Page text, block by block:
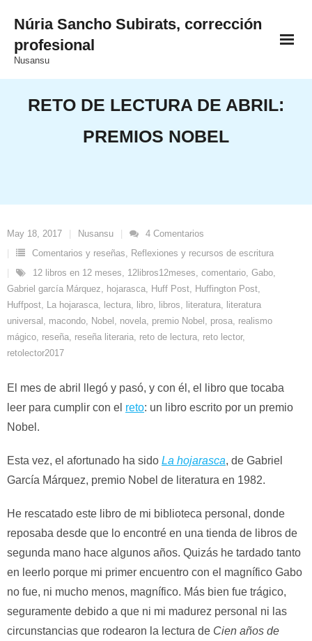
contenido
Núria Sancho Subirats, corrección
profesional
Nusansu
RETO DE LECTURA DE ABRIL:
PREMIOS NOBEL
May 18, 2017 Nusansu 4 Comentarios
Comentarios y reseñas, Reflexiones y recursos de escritura
12 libros en 12 meses, 12libros12meses, comentario, Gabo,
Gabriel garcía Márquez, hojarasca, Huff Post, Huffington Post,
Huffpost, La hojarasca, lectura, libro, libros, literatura, literatura
universal , macondo, Nobel , novela, premio Nobel , prosa, realismo
mágico, reseña, reseña literaria, reto de lectura, reto lector,
retolector2017
El mes de abril llegó y pasó, y con él, el libro que tocaba
leer para cumplir con el reto: un libro escrito por un premio
Nobel.
Esta vez, el afortunado ha sido La hojarasca, de Gabriel
García Márquez, premio Nobel de literatura en 1982.
He rescatado este libro de mi biblioteca personal, donde
reposaba desde que lo encontré en una tienda de libros de
segunda mano hace algunos años. Quizás he tardado tanto
en leerlo porque mi primer encuentro con el magnífico Gabo
no fue, ni mucho menos, magnífico. Más bien fue trágico,
seguramente debido a que ni mi madurez personal ni las
circunstancias que rodearon la lectura de Cien años de